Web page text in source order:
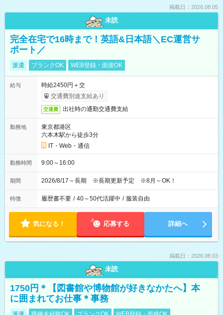
掲載日：2026.08.05
未読
完全在宅で16時まで！英語&日本語＼EC運営サ
ポート／
派遣 ブランクOK WEB登録・面接OK
給与
時給2450円＋交
交通費別途支給あり
交通費 出社時の通勤交通費支給
勤務地
東京都港区
六本木駅から徒歩3分
IT・Web・通信
勤務時間 9:00～16:00
期間 2026/8/17～長期 ※長期更新予定 ※8月～OK！
特徴 履歴書不要 / 40～50代活躍中 / 服装自由
気になる！ 応募する 詳細へ
掲載日：2026.08.03
未読
1750円＊【図書館や博物館が好きなかたへ】本
に囲まれてお仕事＊事務